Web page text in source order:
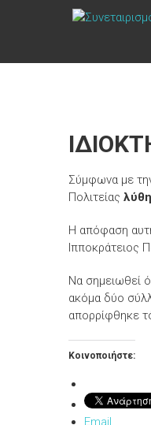
να
Σύμφωνα με
Πολιτείας
Η απόφαση
Ιπποκράτειος
Να σημειωθεί
ακόμα δύο
απορρίφθηκε
Κοινοποιήστε:
Email